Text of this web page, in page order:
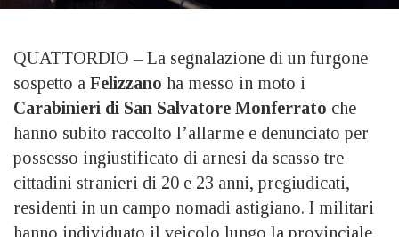
QUATTORDIO – La segnalazione di un furgone
sospetto a Felizzano ha messo in moto i
Carabinieri di San Salvatore Monferrato che
hanno subito raccolto l’allarme e denunciato per
possesso ingiustificato di arnesi da scasso tre
cittadini stranieri di 20 e 23 anni, pregiudicati,
residenti in un campo nomadi astigiano. I militari
hanno individuato il veicolo lungo la provinciale